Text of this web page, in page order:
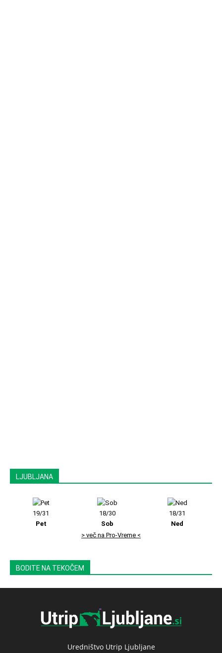
LJUBLJANA
19/31
Pet
18/30
Sob
18/31
Ned
> več na Pro-Vreme <
BODITE NA TEKOČEM
Uredništvo Utrip Ljubljane